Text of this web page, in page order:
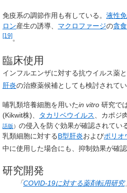
免疫系の調節作用も有している。 液性
ロン産生の誘導、 マクロファージの貪
[19]。
臨床使用
インフルエンザに対する抗ウイルス薬
肝炎の治療薬候補としても検討されて
哺乳類培養細胞を用いたin vitro 研究で
(Kikwit株)、
タカリベウイルス カポジ
語版 ） の侵入を防ぐ効果が確認されてい
乳類細胞に対するB型肝炎およびポリオ
中に使用した場合にも、抑制効果が確
研究開発
「COVID-19に対する薬剤転用研究